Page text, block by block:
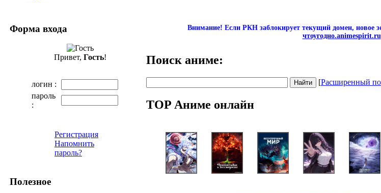
Форма входа
Привет, Гость!
логин :
пароль
:
Регистрация
Напомнить
пароль?
Полезное
Внимание! Если РКН заблокирует текущий домен, новое
чтоугодно.animespirit.ru
Поиск аниме:
[Расширенный
TOP Аниме онлайн